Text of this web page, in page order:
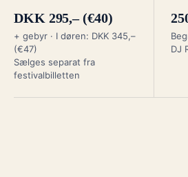
DKK 295,– (€40)
+ gebyr · I døren: DKK 345,–
(€47)
Sælges separat fra
festivalbilletten
DJ